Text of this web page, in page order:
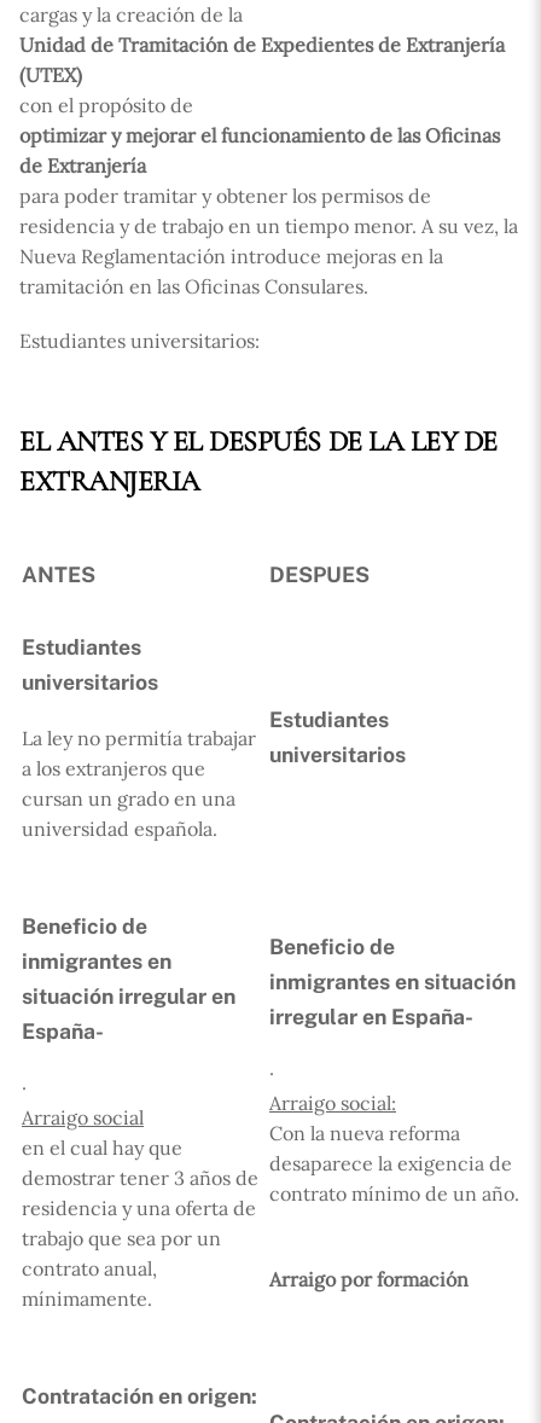
cargas y la creación de la
Unidad de Tramitación de Expedientes de Extranjería
(UTEX)
con el propósito de
optimizar y mejorar el funcionamiento de las Oficinas
de Extranjería
para poder tramitar y obtener los permisos de
residencia y de trabajo en un tiempo menor. A su vez, la
Nueva Reglamentación introduce mejoras en la
tramitación en las Oficinas Consulares.
Estudiantes universitarios:
EL ANTES Y EL DESPUÉS DE LA LEY DE
EXTRANJERIA
ANTES DESPUES
Estudiantes
universitarios
La ley no permitía trabajar
a los extranjeros que
cursan un grado en una
universidad española.
Estudiantes
universitarios
Beneficio de
inmigrantes en
situación irregular en
España-
·
Arraigo social
en el cual hay que
demostrar tener 3 años de
residencia y una oferta de
trabajo que sea por un
contrato anual,
mínimamente.
Beneficio de
inmigrantes en situación
irregular en España-
·
Arraigo social:
Con la nueva reforma
desaparece la exigencia de
contrato mínimo de un año.
Arraigo por formación
Contratación en origen: